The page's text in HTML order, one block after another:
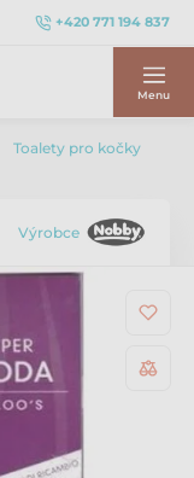
+420 771 194 837
Menu
Toalety pro kočky
Výrobce